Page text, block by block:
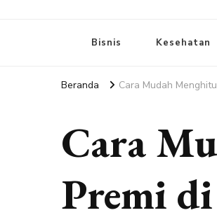
Bisnis Kesehatan
Beranda Cara Mudah
Cara
Premi